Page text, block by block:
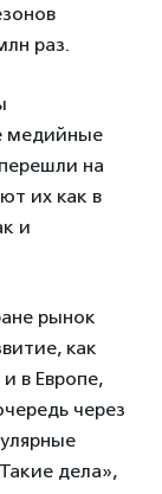
раз.
медийные
на
их как в
и
рынок
как
в Европе,
через
дела»,